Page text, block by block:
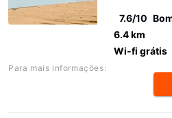
7.6/10
6.4 km
Wi-fi grátis
Para mais informações: